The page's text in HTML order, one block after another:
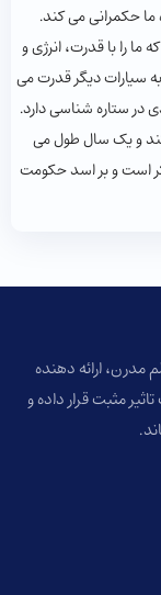
حکمرانی می کند.
را با قدرت، انرژی و
سیارات دیگر قدرت می
ستاره شناسی دارد.
و یک سال طول می
مذکر است و بر اسد حکومت
مدرن، ارائه دهنده
مثبت قرار داده و